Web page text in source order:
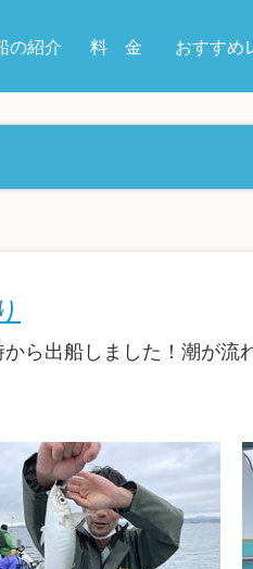
の紹介 料 金 おすすめ
ら出船しました！潮が流